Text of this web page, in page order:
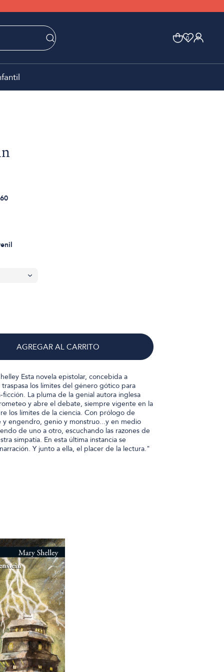
0 0
AGREGAR AL CARRITO
Esta novela epistolar, concebida a
los límites del género gótico para
La pluma de la genial autora inglesa
y abre el debate, siempre vigente en la
los límites de la ciencia. Con prólogo de
y engendro, genio y monstruo...y en medio
de uno a otro, escuchando las razones de
simpatía. En esta última instancia se
Y junto a ella, el placer de la lectura."